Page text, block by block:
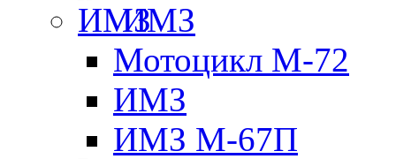
ИМЗ
Мотоцикл М-72
ИМЗ
ИМЗ М-67П